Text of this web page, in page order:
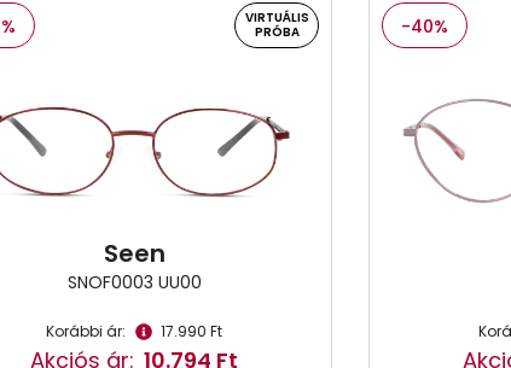
VIRTUÁLIS
PRÓBA
Seen
SNOF0003 UU00
Korábbi ár: 17.990 Ft
Akciós ár: 10.794 Ft
-40%